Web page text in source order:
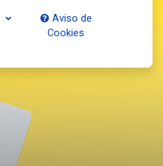
Aviso de
Cookies